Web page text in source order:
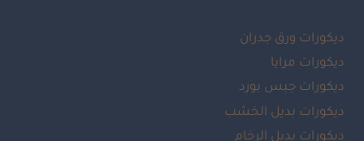
ديكورات ورق جدران
ديكورات مرايا
ديكورات جبس بورد
ديكورات بديل الخشب
ديكورات بديل الرخام